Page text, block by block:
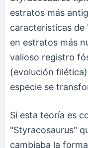
estratos más
características de
en estratos más
valioso registro
(evolución
especie se
Si esta teoría es
"Styracosaurus"
cambiaba la